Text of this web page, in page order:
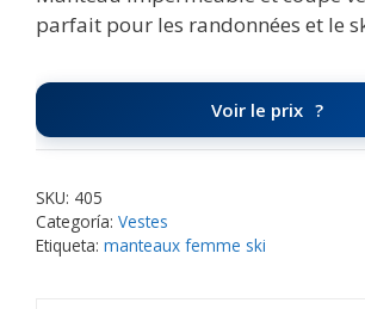
parfait pour les randonnées et le
Voir le prix
SKU: 405
Categoría: Vestes
Etiqueta: manteaux femme ski